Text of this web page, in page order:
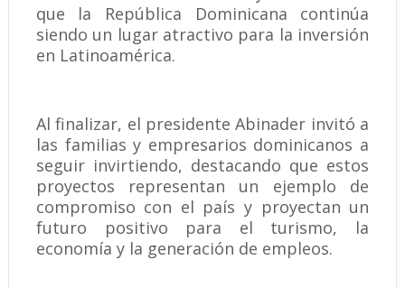
que la República Dominicana continúa
siendo un lugar atractivo para la inversión
en Latinoamérica.
Al finalizar, el presidente Abinader invitó a
las familias y empresarios dominicanos a
seguir invirtiendo, destacando que estos
proyectos representan un ejemplo de
compromiso con el país y proyectan un
futuro positivo para el turismo, la
economía y la generación de empleos.